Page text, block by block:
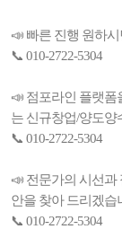
📣 빠른 진행 원하
📞 010-2722-5304
📣 점포라인 플랫폼
는 신규창업/양도양
📞 010-2722-5304
📣 전문가의 시선과
안을 찾아 드리겠습
📞 010-2722-5304